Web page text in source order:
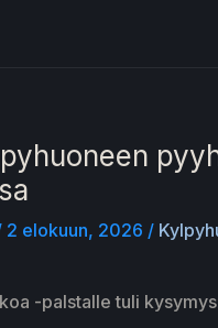
2 elokuun, 2026 /
-palstalle tuli